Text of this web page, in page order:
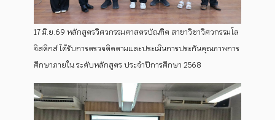
17 มิ.ย.69 หลักสูตรวิศวกรรมศาสตรบัณฑิต สาขาวิชาวิศวกรรมโล
จิสติกส์ ได้รับการตรวจติดตามและประเมินการประกันคุณภาพการ
ศึกษาภายใน ระดับหลักสูตร ประจำปีการศึกษา 2568